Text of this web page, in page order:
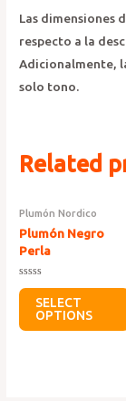
Las dimensiones
respecto a la
Adicionalmente,
solo tono.
Related
Plumón Nordico
Plumón Negro
Perla
Rated
0
5
SELECT
OPTIONS